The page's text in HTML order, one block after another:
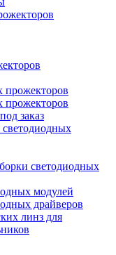
прожекторов
прожекторов
заказ
светодиодных
модулей
драйверов
линз для